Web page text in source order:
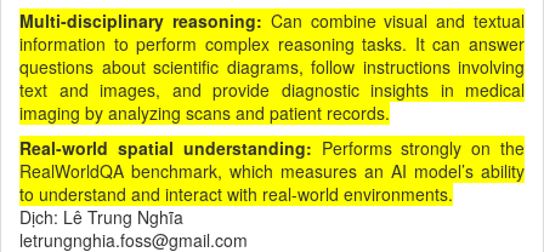
Multi-disciplinary reasoning: Can combine visual and textual
information to perform complex reasoning tasks. It can answer
questions about scientific diagrams, follow instructions involving
text and images, and provide diagnostic insights in medical
imaging by analyzing scans and patient records.
Real-world spatial understanding: Performs strongly on the
RealWorldQA benchmark, which measures an AI model’s ability
to understand and interact with real-world environments.
Dịch: Lê Trung Nghĩa
letrungnghia.foss@gmail.com